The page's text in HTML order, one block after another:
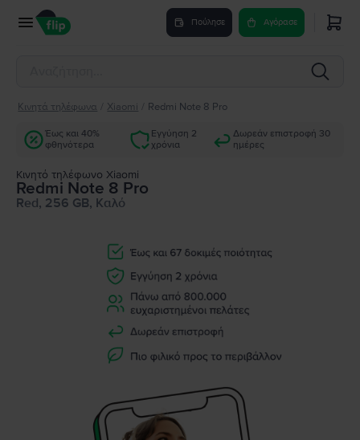
Πούλησε Αγόρασε
Κινητά τηλέφωνα Xiaomi Redmi Note 8 Pro
Έως και 40%
φθηνότερα
Εγγύηση 2
χρόνια
Δωρεάν επιστροφή 30
ημέρες
Κινητό τηλέφωνο Xiaomi
Redmi Note 8 Pro
Red, 256 GB, Καλό